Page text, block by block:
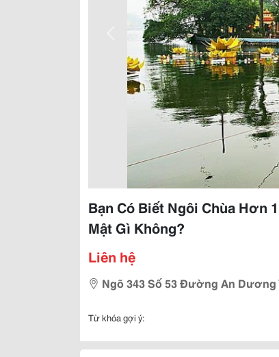
Bạn Có Biết Ngôi Chùa Hơn
Mật Gì Không?
Liên hệ
Ngõ 343 Số 53 Đường An
Từ khóa gợi ý: